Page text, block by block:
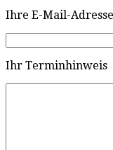
Ihre E-Mail-
Ihr Terminhinweis